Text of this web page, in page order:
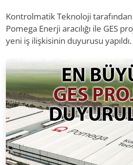
Kontrolmatik Teknoloji tarafından
Pomega Enerji aracılığı ile GES
yeni iş ilişkisinin duyurusu yapıldı.